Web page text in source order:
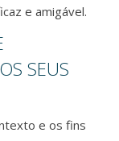
e amigável.
SEUS
e os fins